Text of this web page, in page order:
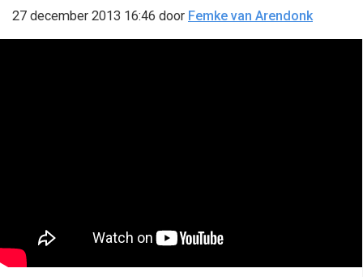
27 december 2013 16:46 door Femke van Arendonk